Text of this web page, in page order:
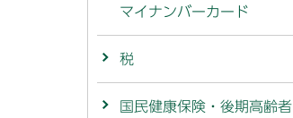
マイナンバーカード
税
国民健康保険・後期高齢者